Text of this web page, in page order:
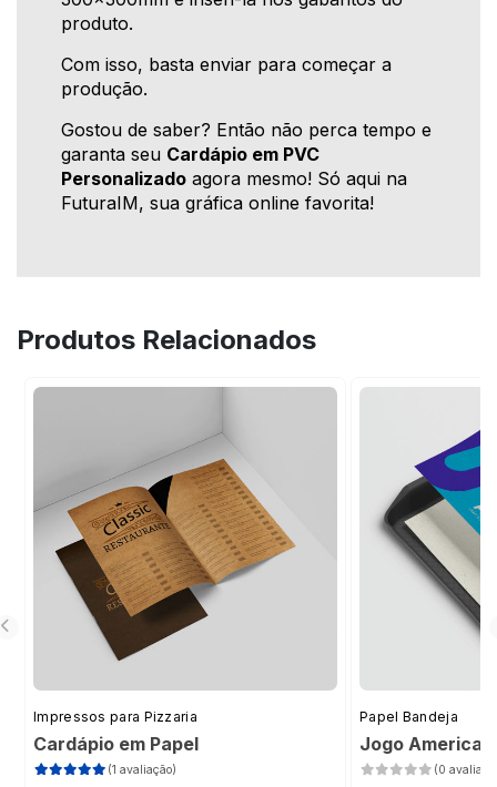
produto.
Com isso, basta enviar para começar a
produção.
Gostou de saber? Então não perca tempo e
garanta seu Cardápio em PVC
Personalizado agora mesmo! Só aqui na
FuturaIM, sua gráfica online favorita!
Produtos Relacionados
Impressos para Pizzaria
Cardápio em Papel
(1 avaliação)
Papel Bandeja
Jogo
(0